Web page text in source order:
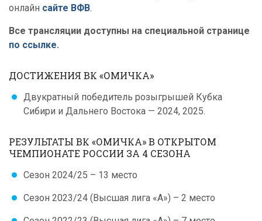
онлайн сайте ВФВ.
Все трансляции доступны на специальной странице
по ссылке.
ДОСТИЖЕНИЯ ВК «ОМИЧКА»
Двукратный победитель розыгрышей Кубка
Сибири и Дальнего Востока — 2024, 2025.
РЕЗУЛЬТАТЫ ВК «ОМИЧКА» В ОТКРЫТОМ
ЧЕМПИОНАТЕ РОССИИ ЗА 4 СЕЗОНА
Сезон 2024/25 – 13 место
Сезон 2023/24 (Высшая лига «А») – 2 место